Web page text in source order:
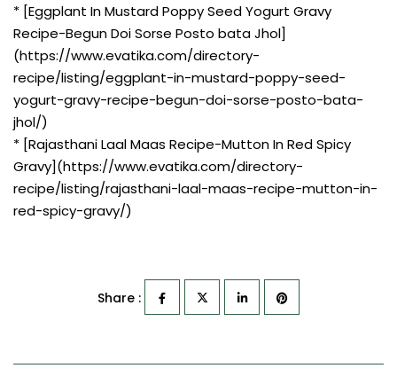
* [Eggplant In Mustard Poppy Seed Yogurt Gravy
Recipe-Begun Doi Sorse Posto bata Jhol]
(https://www.evatika.com/directory-
recipe/listing/eggplant-in-mustard-poppy-seed-
yogurt-gravy-recipe-begun-doi-sorse-posto-bata-
jhol/)
* [Rajasthani Laal Maas Recipe-Mutton In Red Spicy
Gravy](https://www.evatika.com/directory-
recipe/listing/rajasthani-laal-maas-recipe-mutton-in-
red-spicy-gravy/)
Share :